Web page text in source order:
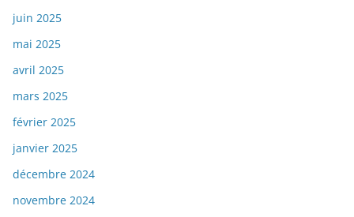
juin 2025
mai 2025
avril 2025
mars 2025
février 2025
janvier 2025
décembre 2024
novembre 2024